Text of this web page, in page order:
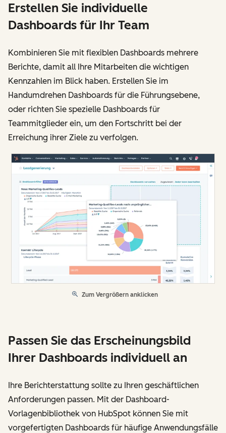
Erstellen Sie individuelle
Dashboards für Ihr Team
Kombinieren Sie mit flexiblen Dashboards mehrere
Berichte, damit all Ihre Mitarbeiten die wichtigen
Kennzahlen im Blick haben. Erstellen Sie im
Handumdrehen Dashboards für die Führungsebene,
oder richten Sie spezielle Dashboards für
Teammitglieder ein, um den Fortschritt bei der
Erreichung ihrer Ziele zu verfolgen.
Zum Vergrößern anklicken
Passen Sie das Erscheinungsbild
Ihrer Dashboards individuell an
Ihre Berichterstattung sollte zu Ihren geschäftlichen
Anforderungen passen. Mit der Dashboard-
Vorlagenbibliothek von HubSpot können Sie mit
vorgefertigten Dashboards für häufige Anwendungsfälle